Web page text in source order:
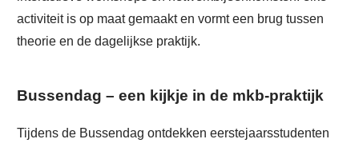
activiteit is op maat gemaakt en vormt een brug tussen
theorie en de dagelijkse praktijk.
Bussendag – een kijkje in de mkb-praktijk
Tijdens de Bussendag ontdekken eerstejaarsstudenten